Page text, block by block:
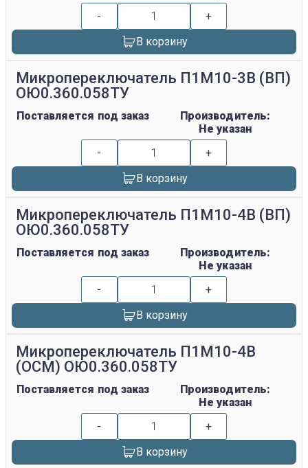
-
+
В корзину
Микропереключатель П1М10-3В (ВП)
ОЮ0.360.058ТУ
Поставляется под заказ
Производитель:
Не указан
-
+
В корзину
Микропереключатель П1М10-4В (ВП)
ОЮ0.360.058ТУ
Поставляется под заказ
Производитель:
Не указан
-
+
В корзину
Микропереключатель П1М10-4В
(ОСМ) ОЮ0.360.058ТУ
Поставляется под заказ
Производитель:
Не указан
-
+
В корзину